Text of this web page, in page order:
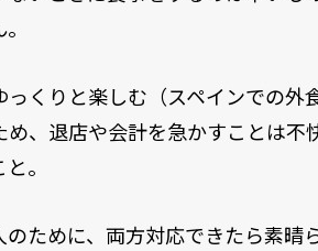
くりと楽しむ（スペインでの外
、退店や会計を急かすことは不
。
ために、両方対応できたら素晴